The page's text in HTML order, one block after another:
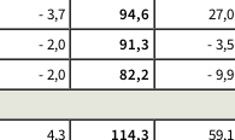
- 3,7 94,6 27,0
- 2,0 91,3 - 3,5
- 2,0 82,2 - 9,9
4,3 114,3 59,1